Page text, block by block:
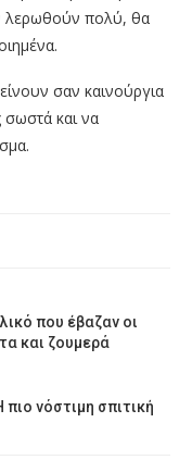
λερωθούν πολύ, θα
σαν καινούργια
σωστά και να
που έβαζαν οι
και ζουμερά
νόστιμη σπιτική